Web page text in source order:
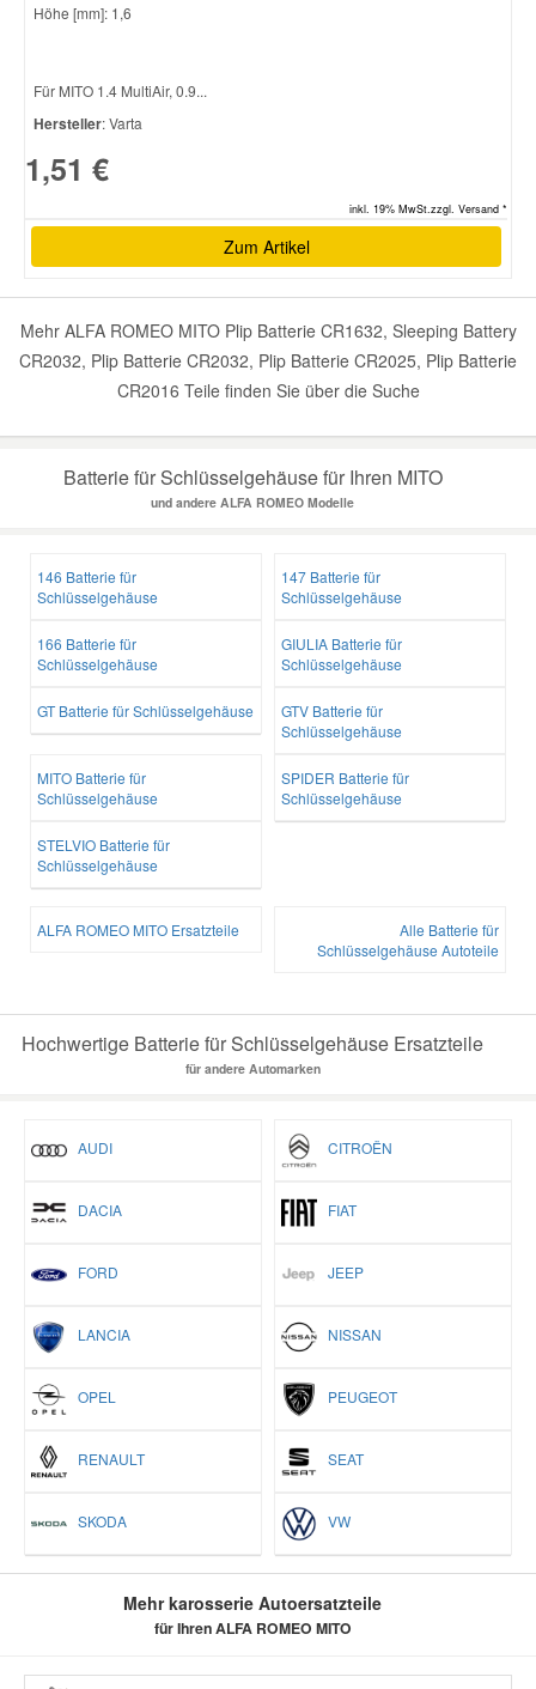
Höhe [mm]: 1,6
Für MITO 1.4 MultiAir, 0.9...
Hersteller: Varta
1,51 €
inkl. 19% MwSt.zzgl. Versand *
Zum Artikel
Mehr ALFA ROMEO MITO Plip Batterie CR1632, Sleeping Battery
CR2032, Plip Batterie CR2032, Plip Batterie CR2025, Plip Batterie
CR2016 Teile finden Sie über die Suche
Batterie für Schlüsselgehäuse für Ihren MITO
und andere ALFA ROMEO Modelle
146 Batterie für
Schlüsselgehäuse
147 Batterie für
Schlüsselgehäuse
166 Batterie für
Schlüsselgehäuse
GIULIA Batterie für
Schlüsselgehäuse
GT Batterie für Schlüsselgehäuse
GTV Batterie für
Schlüsselgehäuse
MITO Batterie für
Schlüsselgehäuse
SPIDER Batterie für
Schlüsselgehäuse
STELVIO Batterie für
Schlüsselgehäuse
ALFA ROMEO MITO Ersatzteile
Alle Batterie für
Schlüsselgehäuse Autoteile
Hochwertige Batterie für Schlüsselgehäuse Ersatzteile
für andere Automarken
AUDI CITROËN
DACIA FIAT
FORD JEEP
LANCIA NISSAN
OPEL PEUGEOT
RENAULT SEAT
SKODA VW
Mehr karosserie Autoersatzteile
für Ihren ALFA ROMEO MITO